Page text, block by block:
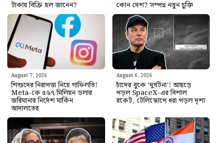
টাকায় বিক্রি হল জানেন? কোন দেশ? সম্পন্ন নতুন চুক্তি
August 7, 2026
শিশুদের নিরাপত্তা নিয়ে গাফিলতি!
Meta-কে ৫৬৭ মিলিয়ন ডলার
জরিমানার নির্দেশ মার্কিন
আদালতের
August 6, 2026
চাঁদের বুকে ‘দুর্ঘটনা’! আছড়ে
পড়ল SpaceX-এর বিশাল
রকেট, টেলিস্কোপে ধরা পড়ল দৃশ্য